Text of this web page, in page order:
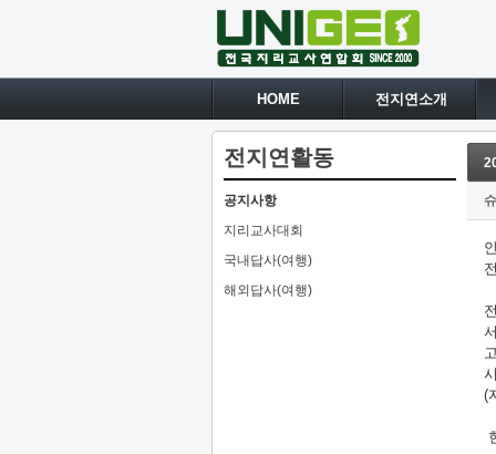
HOME 전지연소개
전지연활동
공지사항
지리교사대회
국내답사(여행)
해외답사(여행)
(